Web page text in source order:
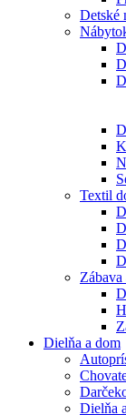
Detské
Textil
Dielňa a dom
Dielňa